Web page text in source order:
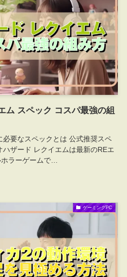
ム スペック コスパ最強の組
要なスペックとは 公式推奨スペ
ザード レクイエムは最新のREエ
ラーゲームで…
ゲーミングPC